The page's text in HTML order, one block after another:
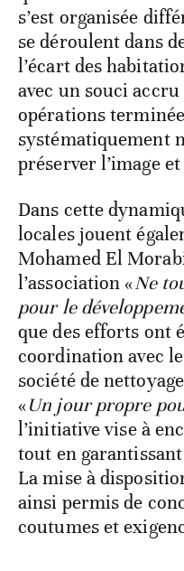
s’est organisée
se déroulent dans
l’écart des
avec un souci
opérations
systématiquement
préserver l’image
Dans cette
locales jouent
Mohamed El
l’association «Ne
pour le
que des efforts ont
coordination avec
société de
«Un jour propre
l’initiative vise à
tout en
La mise à
ainsi permis de
coutumes et